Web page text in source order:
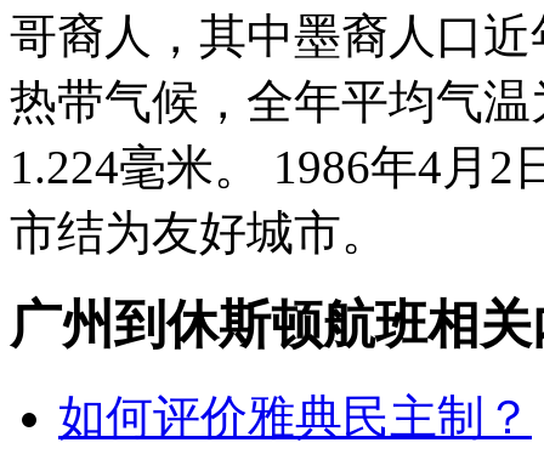
哥裔人，其中墨裔人口
热带气候，全年平均气
1.224毫米。 1986年4月
市结为友好城市。
广州到休斯顿航班相
如何评价雅典民主制？